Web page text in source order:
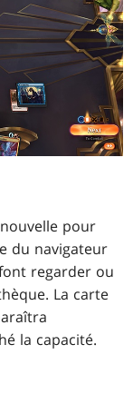
pour
du navigateur
regarder ou
La carte
la capacité.